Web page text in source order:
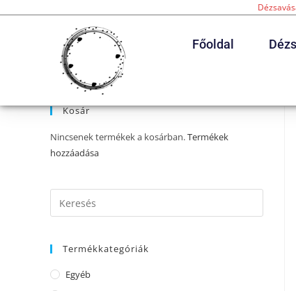
Főoldal
Kosár
Nincsenek termékek a kosárban.Termékek
hozzáadása
Termékkategóriák
Egyéb